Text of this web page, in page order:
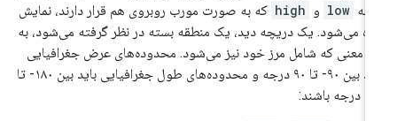
low و high که به صورت مورب روبروی هم قرار دارند، نمایش
می‌شود. یک دریچه دید، یک منطقه بسته در نظر گرفته می‌شود، به
معنی که شامل مرز خود نیز می‌شود. محدوده‌های عرض جغرافیایی
باید بین ۹۰- تا ۹۰ درجه و محدوده‌های طول جغرافیایی باید بین ۱۸۰- تا